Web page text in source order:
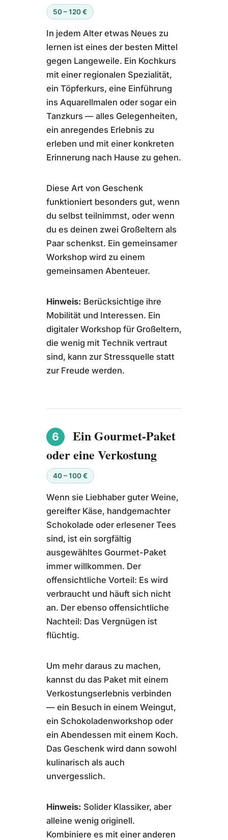
50 – 120 €
In jedem Alter etwas Neues zu
lernen ist eines der besten Mittel
gegen Langeweile. Ein Kochkurs
mit einer regionalen Spezialität,
ein Töpferkurs, eine Einführung
ins Aquarellmalen oder sogar ein
Tanzkurs — alles Gelegenheiten,
ein anregendes Erlebnis zu
erleben und mit einer konkreten
Erinnerung nach Hause zu gehen.
Diese Art von Geschenk
funktioniert besonders gut, wenn
du selbst teilnimmst, oder wenn
du es deinen zwei Großeltern als
Paar schenkst. Ein gemeinsamer
Workshop wird zu einem
gemeinsamen Abenteuer.
Hinweis: Berücksichtige ihre
Mobilität und Interessen. Ein
digitaler Workshop für Großeltern,
die wenig mit Technik vertraut
sind, kann zur Stressquelle statt
zur Freude werden.
6
Ein Gourmet-Paket
oder eine Verkostung
40 – 100 €
Wenn sie Liebhaber guter Weine,
gereifter Käse, handgemachter
Schokolade oder erlesener Tees
sind, ist ein sorgfältig
ausgewähltes Gourmet-Paket
immer willkommen. Der
offensichtliche Vorteil: Es wird
verbraucht und häuft sich nicht
an. Der ebenso offensichtliche
Nachteil: Das Vergnügen ist
flüchtig.
Um mehr daraus zu machen,
kannst du das Paket mit einem
Verkostungserlebnis verbinden
— ein Besuch in einem Weingut,
ein Schokoladenworkshop oder
ein Abendessen mit einem Koch.
Das Geschenk wird dann sowohl
kulinarisch als auch
unvergesslich.
Hinweis: Solider Klassiker, aber
alleine wenig originell.
Kombiniere es mit einer anderen